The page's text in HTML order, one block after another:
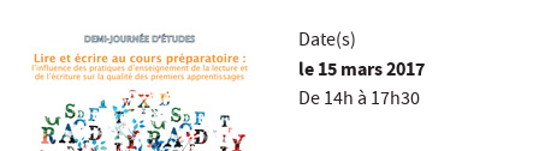
Date(s)
le15 mars 2017
De 14h à 17h30